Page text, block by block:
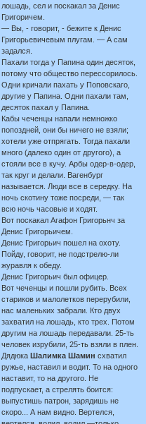
лошадь, сел и поскакал за Денис
Григоричем.
— Вы, - говорит, - бежите к Денис
Григорьевичевым плугам. — А сам
задался.
Пахали тогда у Папина один десяток,
потому что общество перессорилось.
Одни кричали пахать у Поповскаго,
другие у Папина. Одни пахали там,
десяток пахал у Папина.
Кабы чеченцы напали немножко
попоздней, они бы ничего не взяли;
хотели уже отпрягать. Тогда пахали
много (далеко один от другого), а
стояли все в кучу. Арбы одер-в-одер,
так круг и делали. Вагенбург
называется. Люди все в середку. На
ночь скотину тоже посреди, — так
всю ночь часовые и ходят.
Вот поскакал Агафон Григорьнч за
Денис Григорьичем.
Денис Григорьич пошел на охоту.
Пойду, говорит, не подстрелю-ли
журавля к обеду.
Денис Григорьич был офицер.
Вот чеченцы и пошли рубить. Всех
стариков и малолетков перерубили,
нас маленьких забрали. Кто двух
захватил на лошадь, кто трех. Потом
другим на лошадь передавали. 25-ть
человек изрубили, 25-ть взяли в плен.
ДядюкаШалимка Шамин схватил
ружье, наставил и водит. То на одного
наставит, то на другого. Не
подпускает, а стрелять боится:
выпустишь патрон, зарядишь не
скоро... А нам видно. Вертелся,